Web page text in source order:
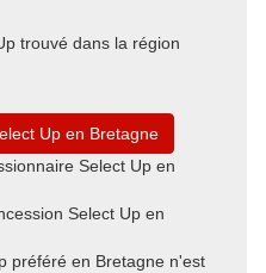
trouvé dans la région
Up en Bretagne
Select Up en
Select Up en
préféré en Bretagne n'est